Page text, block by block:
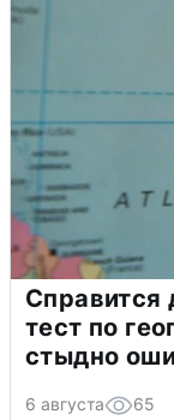
Справится
тест по
стыдно
6 августа 65